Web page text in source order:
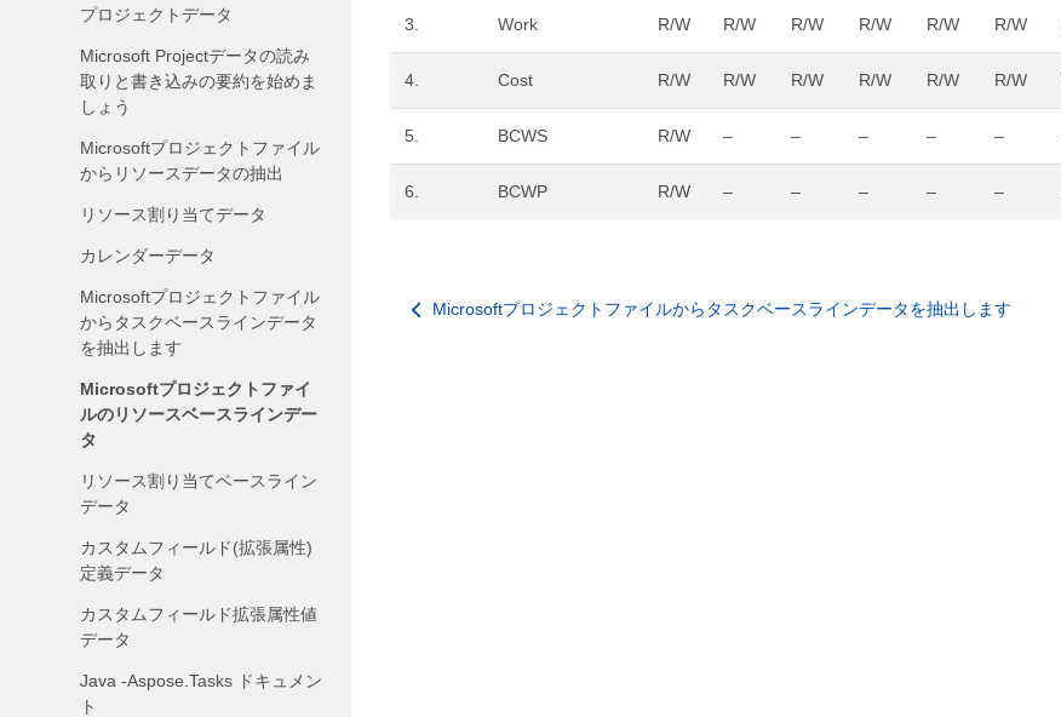
プロジェクトデータ
Microsoft Projectデータの読み
取りと書き込みの要約を始めま
しょう
Microsoftプロジェクトファイル
からリソースデータの抽出
リソース割り当てデータ
カレンダーデータ
Microsoftプロジェクトファイル
からタスクベースラインデータ
を抽出します
Microsoftプロジェクトファイ
ルのリソースベースラインデー
タ
リソース割り当てベースライン
データ
カスタムフィールド(拡張属性)
定義データ
カスタムフィールド拡張属性値
データ
Java -Aspose.Tasks ドキュメン
ト
3. Work R/W R/W R/W R/W R/W R/W
4. Cost R/W R/W R/W R/W R/W R/W
5. BCWS R/W – – – – –
6. BCWP R/W – – – – –
Microsoftプロジェクトファイルからタスクベースラインデータを抽出します